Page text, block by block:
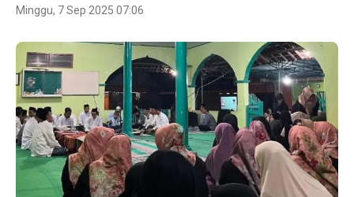
Minggu, 7 Sep 2025 07:06